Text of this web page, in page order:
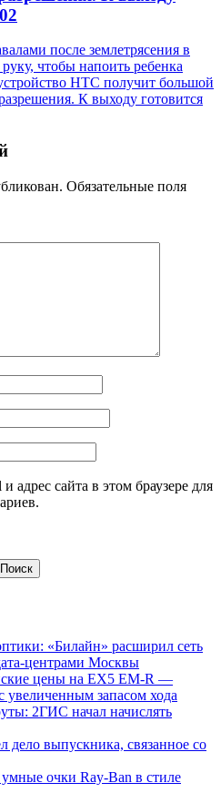
после землетрясения в
чтобы напоить ребенка
HTC получит большой
К выходу готовится
Обязательные поля
адрес сайта в этом браузере для
«Билайн» расширил сеть
центрами Москвы
цены на EX5 EM-R —
увеличенным запасом хода
2ГИС начал начислять
дело выпускника, связанное со
очки Ray-Ban в стиле